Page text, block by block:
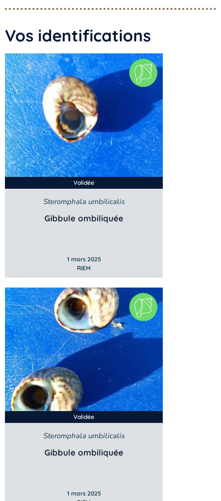
Vos identifications
Validée
Steromphala umbilicalis
Gibbule ombiliquée
1 mars 2025
RIEM
Validée
Steromphala umbilicalis
Gibbule ombiliquée
1 mars 2025